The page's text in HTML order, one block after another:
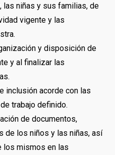
las niñas y sus familias, de
vigente y las
y disposición de
y al finalizar las
inclusión acorde con las
trabajo definido.
de documentos,
de los niños y las niñas, así
los mismos en las